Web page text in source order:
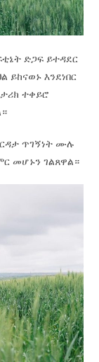
ድጋፍ ይተዳደር
ይከናወኑ እንደነበር
ተቀይሮ
ጥገኝነት ሙሉ
መሆኑን ገልጸዋል።